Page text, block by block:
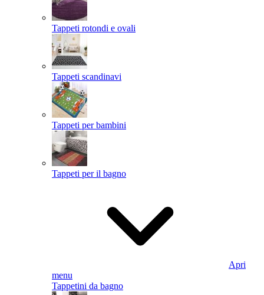
Tappeti rotondi e ovali
Tappeti scandinavi
Tappeti per bambini
Tappeti per il bagno
Apri
menu
Tappetini da bagno